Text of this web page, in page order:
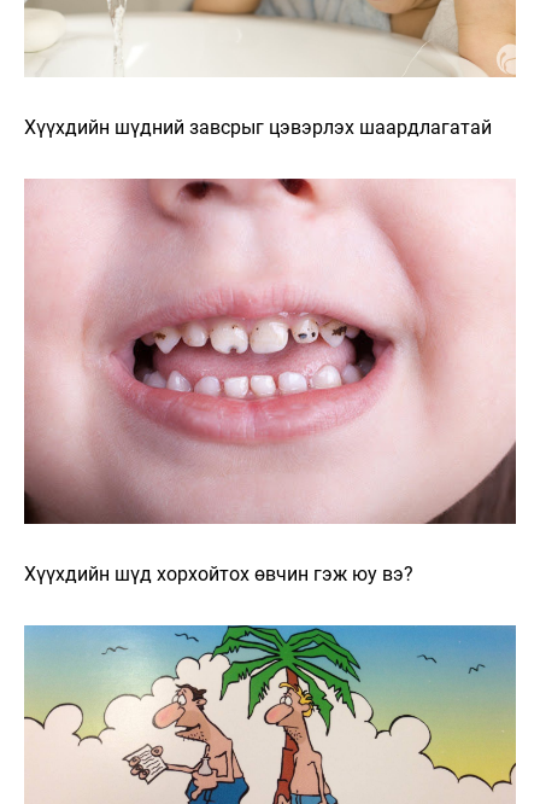
Хүүхдийн шүдний завсрыг цэвэрлэх шаардлагатай
Хүүхдийн шүд хорхойтох өвчин гэж юу вэ?